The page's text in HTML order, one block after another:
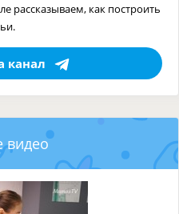
рассказываем, как построить
канал
видео